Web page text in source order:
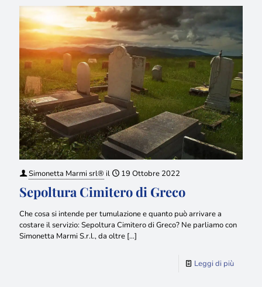
Simonetta Marmi srl® il 19 Ottobre 2022
Sepoltura Cimitero di Greco
Che cosa si intende per tumulazione e quanto può arrivare a
costare il servizio: Sepoltura Cimitero di Greco? Ne parliamo con
Simonetta Marmi S.r.l., da oltre […]
Leggi di più